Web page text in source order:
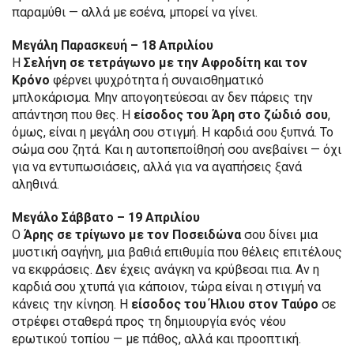
παραμύθι — αλλά με εσένα, μπορεί να γίνει.
Μεγάλη Παρασκευή – 18 Απριλίου
Η Σελήνη σε τετράγωνο με την Αφροδίτη και τον
Κρόνο φέρνει ψυχρότητα ή συναισθηματικό
μπλοκάρισμα. Μην απογοητεύεσαι αν δεν πάρεις την
απάντηση που θες. Η είσοδος του Άρη στο ζώδιό σου,
όμως, είναι η μεγάλη σου στιγμή. Η καρδιά σου ξυπνά. Το
σώμα σου ζητά. Και η αυτοπεποίθησή σου ανεβαίνει — όχι
για να εντυπωσιάσεις, αλλά για να αγαπήσεις ξανά
αληθινά.
Μεγάλο Σάββατο – 19 Απριλίου
Ο Άρης σε τρίγωνο με τον Ποσειδώνασου δίνει μια
μυστική σαγήνη, μια βαθιά επιθυμία που θέλεις επιτέλους
να εκφράσεις. Δεν έχεις ανάγκη να κρύβεσαι πια. Αν η
καρδιά σου χτυπά για κάποιον, τώρα είναι η στιγμή να
κάνεις την κίνηση. Η είσοδος του Ήλιου στον Ταύρο σε
στρέφει σταθερά προς τη δημιουργία ενός νέου
ερωτικού τοπίου — με πάθος, αλλά και προοπτική.